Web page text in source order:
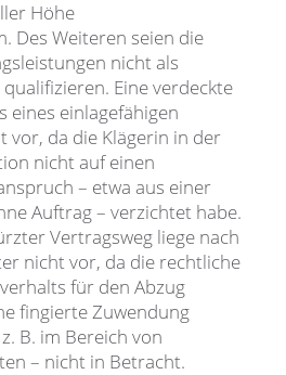
Höhe
Des Weiteren seien die
nicht als
Eine verdeckte
eines einlagefähigen
vor, da die Klägerin in der
nicht auf einen
– etwa aus einer
Auftrag – verzichtet habe.
Vertragsweg liege nach
nicht vor, da die rechtliche
für den Abzug
fingierte Zuwendung
B. im Bereich von
– nicht in Betracht.